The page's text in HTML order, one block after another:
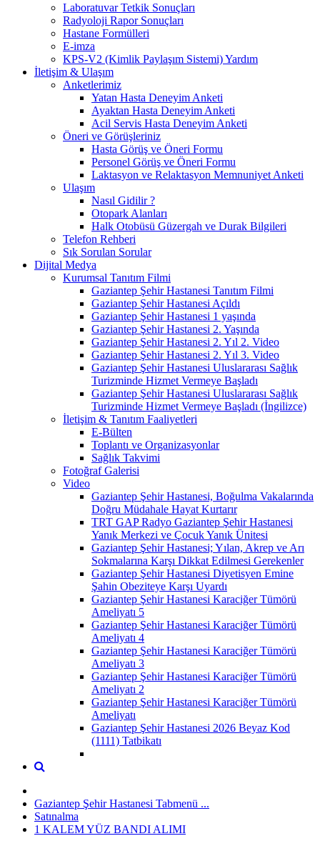
Laboratuvar Tetkik Sonuçları
Radyoloji Rapor Sonuçları
Hastane Formülleri
E-imza
KPS-V2 (Kimlik Paylaşım Sistemi) Yardım
İletişim & Ulaşım
Anketlerimiz
Yatan Hasta Deneyim Anketi
Ayaktan Hasta Deneyim Anketi
Acil Servis Hasta Deneyim Anketi
Öneri ve Görüşleriniz
Hasta Görüş ve Öneri Formu
Personel Görüş ve Öneri Formu
Laktasyon ve Relaktasyon Memnuniyet Anketi
Ulaşım
Nasıl Gidilir ?
Otopark Alanları
Halk Otobüsü Güzergah ve Durak Bilgileri
Telefon Rehberi
Sık Sorulan Sorular
Dijital Medya
Kurumsal Tanıtım Filmi
Gaziantep Şehir Hastanesi Tanıtım Filmi
Gaziantep Şehir Hastanesi Açıldı
Gaziantep Şehir Hastanesi 1 yaşında
Gaziantep Şehir Hastanesi 2. Yaşında
Gaziantep Şehir Hastanesi 2. Yıl 2. Video
Gaziantep Şehir Hastanesi 2. Yıl 3. Video
Gaziantep Şehir Hastanesi Uluslararası Sağlık
Turizminde Hizmet Vermeye Başladı
Gaziantep Şehir Hastanesi Uluslararası Sağlık
Turizminde Hizmet Vermeye Başladı (İngilizce)
İletişim & Tanıtım Faaliyetleri
E-Bülten
Toplantı ve Organizasyonlar
Sağlık Takvimi
Fotoğraf Galerisi
Video
Gaziantep Şehir Hastanesi, Boğulma Vakalarında
Doğru Müdahale Hayat Kurtarır
TRT GAP Radyo Gaziantep Şehir Hastanesi
Yanık Merkezi ve Çocuk Yanık Ünitesi
Gaziantep Şehir Hastanesi; Yılan, Akrep ve Arı
Sokmalarına Karşı Dikkat Edilmesi Gerekenler
Gaziantep Şehir Hastanesi Diyetisyen Emine
Şahin Obeziteye Karşı Uyardı
Gaziantep Şehir Hastanesi Karaciğer Tümörü
Ameliyatı 5
Gaziantep Şehir Hastanesi Karaciğer Tümörü
Ameliyatı 4
Gaziantep Şehir Hastanesi Karaciğer Tümörü
Ameliyatı 3
Gaziantep Şehir Hastanesi Karaciğer Tümörü
Ameliyatı 2
Gaziantep Şehir Hastanesi Karaciğer Tümörü
Ameliyatı
Gaziantep Şehir Hastanesi 2026 Beyaz Kod
(1111) Tatbikatı
Gaziantep Şehir Hastanesi Tabmenü ...
Satınalma
1 KALEM YÜZ BANDI ALIMI